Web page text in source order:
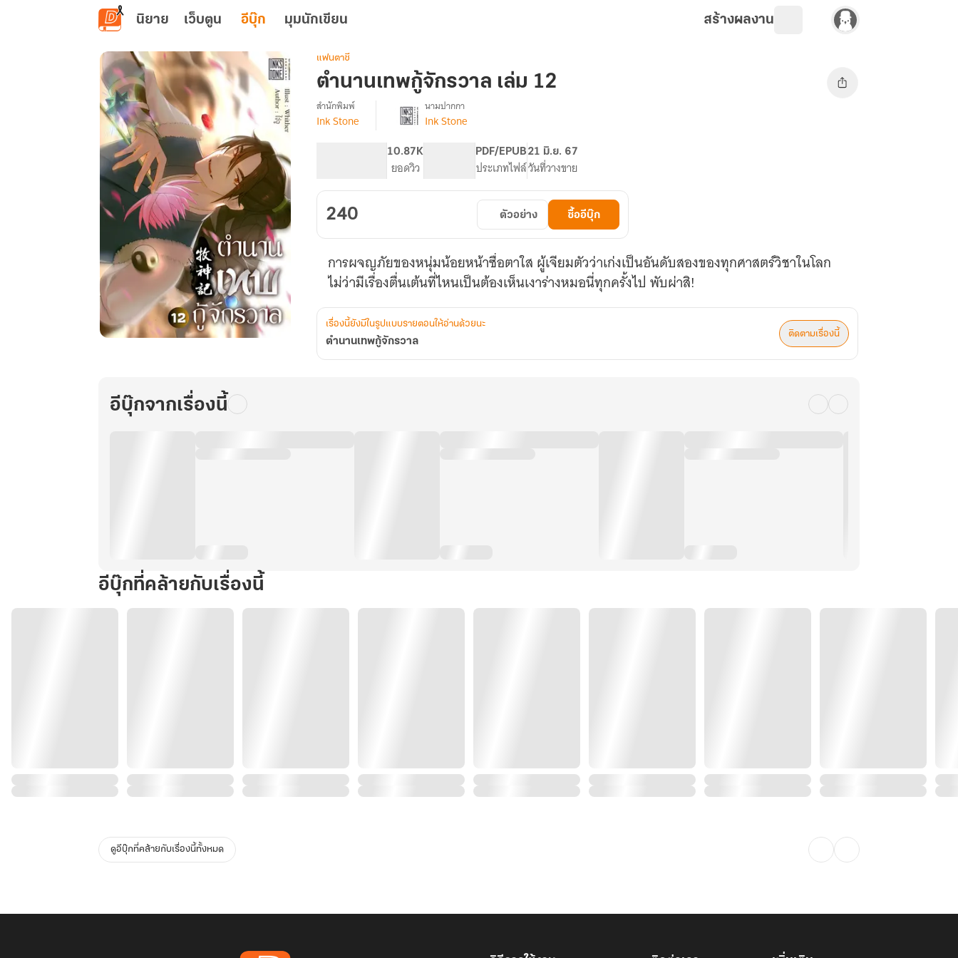
ข้ามไปยังเนื้อหาหลัก
นิยาย เว็บตูน อีบุ๊ก มุมนักเขียน สร้างผลงาน
จักรวาล
เล่ม
แฟนตาซี
ตำนานเทพกู้จักรวาล เล่ม 12
เรื่อง
สำนักพิมพ์
Ink Stone
นามปากกา
Ink Stone
10.87K
ยอดวิว
PDF/EPUB
ประเภทไฟล์
21 มิ.ย. 67
วันที่วางขาย
240 ตัวอย่าง ซื้ออีบุ๊ก
การผจญภัยของหนุ่มน้อยหน้าซื่อตาใส ผู้เจียมตัวว่าเก่งเป็นอันดับสองของทุกศาสตร์วิชาในโลก
ไม่ว่ามีเรื่องตื่นเต้นที่ไหนเป็นต้องเห็นเงาร่างหมอนี่ทุกครั้งไป พับผ่าสิ!
เรื่องนี้ยังมีในรูปแบบรายตอนให้อ่านด้วยนะ
ตำนานเทพกู้จักรวาล
ติดตามเรื่องนี้
อีบุ๊กจากเรื่องนี้
อีบุ๊กที่คล้ายกับเรื่องนี้
ดูอีบุ๊กที่คล้ายกับเรื่องนี้ทั้งหมด